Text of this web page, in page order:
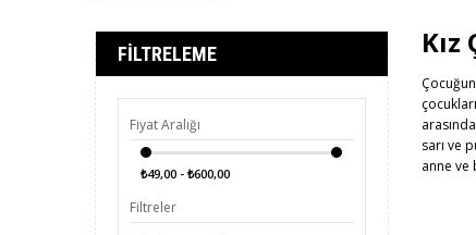
FILTRELEME
Fiyat Aralığı
₺49,00 - ₺600,00
Filtreler
Kız
sarı ve
anne ve